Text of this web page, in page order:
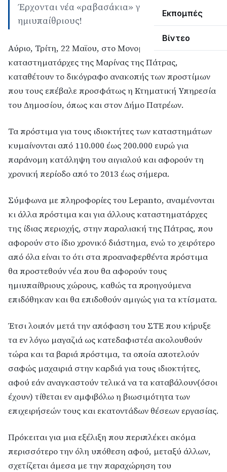
Εκπομπές
Βίντεο
Έρχονται νέα «ραβασάκια» για τους
ημιυπαίθριους!
Αύριο, Τρίτη, 22 Μαϊου, στο Μονομελές Πρωτοδικείο,
καταστηματάρχες της Μαρίνας της Πάτρας,
καταθέτουν το δικόγραφο ανακοπής των προστίμων
που τους επέβαλε προσφάτως η Κτηματική Υπηρεσία
του Δημοσίου, όπως και στον Δήμο Πατρέων.
Τα πρόστιμα για τους ιδιοκτήτες των καταστημάτων
κυμαίνονται από 110.000 έως 200.000 ευρώ για
παράνομη κατάληψη του αιγιαλού και αφορούν τη
χρονική περίοδο από το 2013 έως σήμερα.
Σύμφωνα με πληροφορίες του Lepanto, αναμένονται
κι άλλα πρόστιμα και για άλλους καταστηματάρχες
της ίδιας περιοχής, στην παραλιακή της Πάτρας, που
αφορούν στο ίδιο χρονικό διάστημα, ενώ το χειρότερο
από όλα είναι το ότι στα προαναφερθέντα πρόστιμα
θα προστεθούν νέα που θα αφορούν τους
ημιυπαίθριους χώρους, καθώς τα προηγούμενα
επιδόθηκαν και θα επιδοθούν αμιγώς για τα κτίσματα.
Έτσι λοιπόν μετά την απόφαση του ΣΤΕ που κήρυξε
τα εν λόγω μαγαζιά ως κατεδαφιστέα ακολουθούν
τώρα και τα βαριά πρόστιμα, τα οποία αποτελούν
σαφώς μαχαιριά στην καρδιά για τους ιδιοκτήτες,
αφού εάν αναγκαστούν τελικά να τα καταβάλουν(όσοι
έχουν) τίθεται εν αμφιβόλω η βιωσιμότητα των
επιχειρήσεών τους και εκατοντάδων θέσεων εργασίας.
Πρόκειται για μια εξέλιξη που περιπλέκει ακόμα
περισσότερο την όλη υπόθεση αφού, μεταξύ άλλων,
σχετίζεται άμεσα με την παραχώρηση του